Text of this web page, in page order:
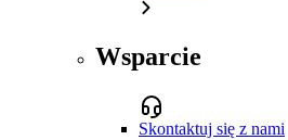
Wsparcie
Skontaktuj się z nami